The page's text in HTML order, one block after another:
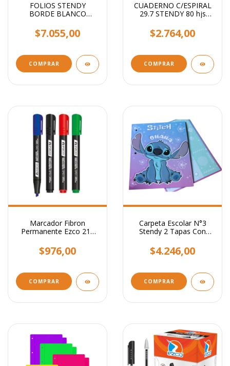
FOLIOS STENDY
BORDE BLANCO
UNIDADES
$7.055,00
COMPRAR
CUADERNO C/ESPIRAL
29.7 STENDY 80 hjs
Surtidos
$2.764,00
COMPRAR
Marcador Fibron
Permanente Ezco 210
$976,00
COMPRAR
Carpeta Escolar N°3
Stendy 2 Tapas Con
$4.246,00
COMPRAR